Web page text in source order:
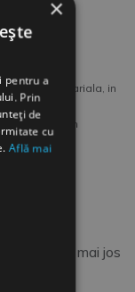
echitatea salariala, in
efort,
le traduce in
prezint mai jos
×
pentru a
Prin
de
cu
Află mai